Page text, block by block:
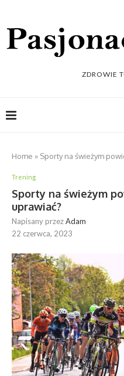
ZDROWIE
Home » Sporty na świeżym
Trening
Sporty na świeżym
uprawiać?
Napisany przezAdam
22 czerwca, 2023